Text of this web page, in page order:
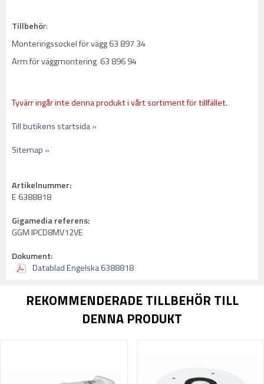
Tillbehör:
Monteringssockel för vägg 63 897 34
Arm för väggmontering 63 896 94
Tyvärr ingår inte denna produkt i vårt sortiment för tillfället.
Till butikens startsida »
Sitemap »
Artikelnummer:
E 6388818
Gigamedia referens:
GGM IPCD8MV12VE
Dokument:
Datablad Engelska 6388818
REKOMMENDERADE TILLBEHÖR TILL
DENNA PRODUKT